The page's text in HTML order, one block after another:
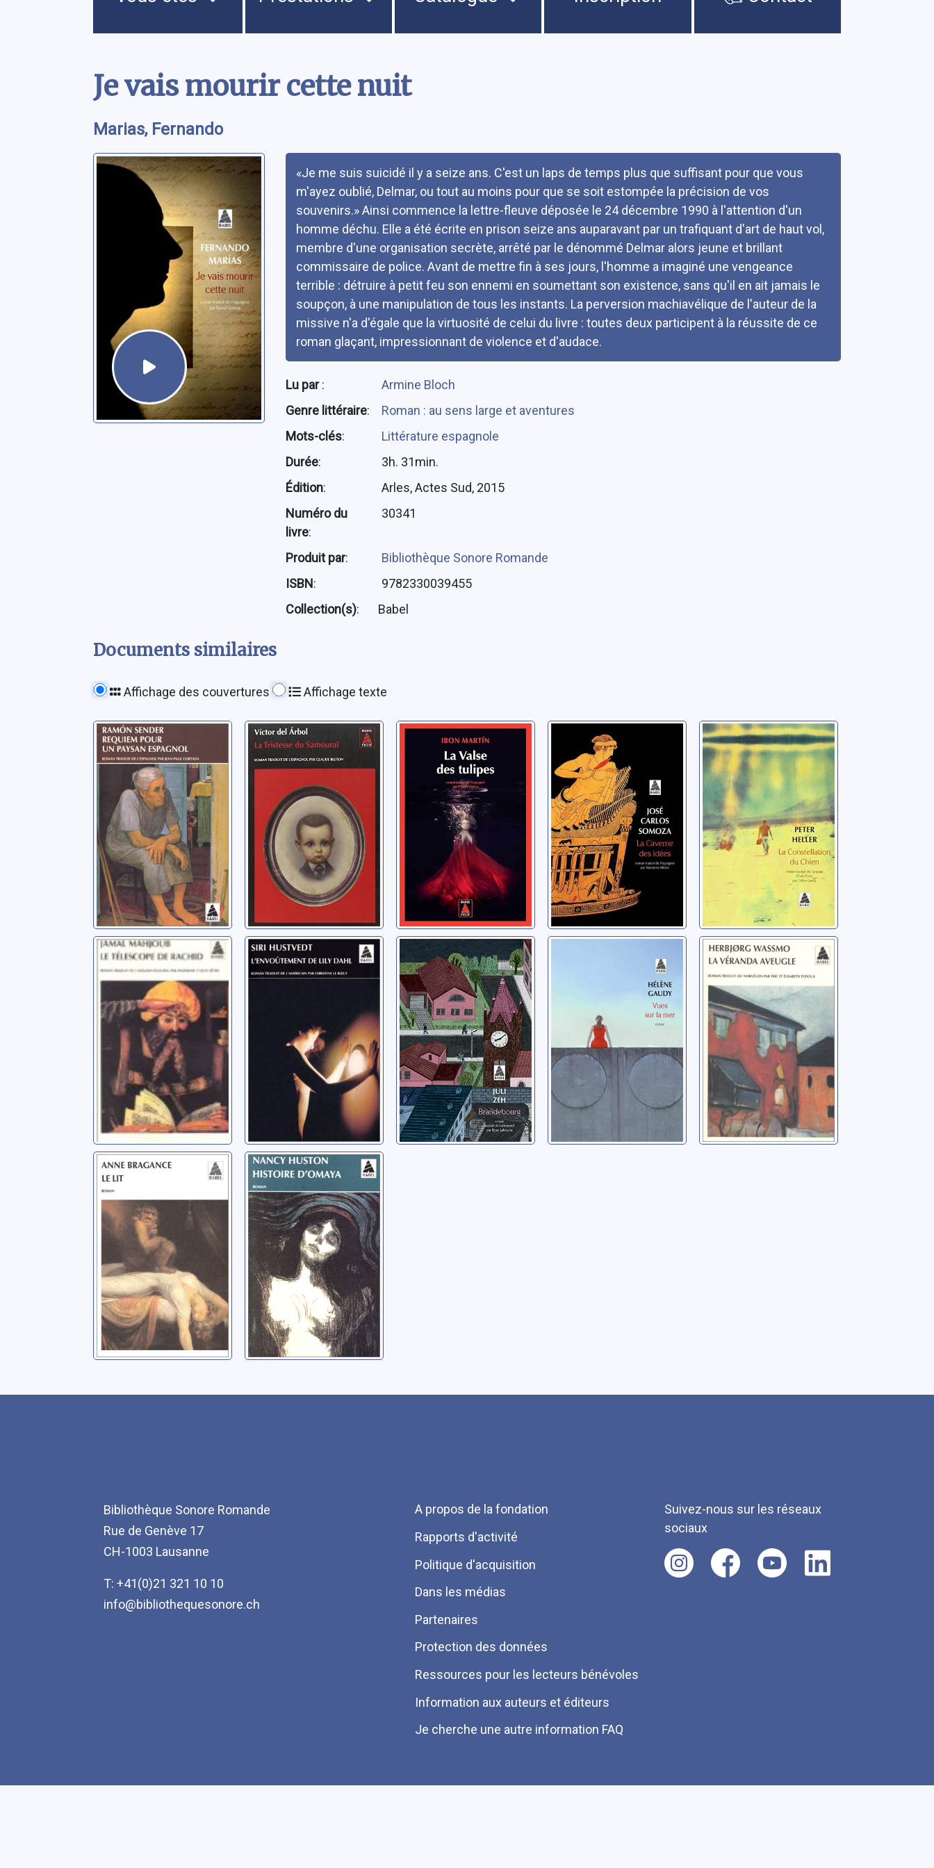
Je vais mourir cette nuit
Marias, Fernando
«Je me suis suicidé il y a seize ans. C'est un laps de temps plus que suffisant pour que vous
m'ayez oublié, Delmar, ou tout au moins pour que se soit estompée la précision de vos
souvenirs.» Ainsi commence la lettre-fleuve déposée le 24 décembre 1990 à l'attention d'un
homme déchu. Elle a été écrite en prison seize ans auparavant par un trafiquant d'art de haut vol,
membre d'une organisation secrète, arrêté par le dénommé Delmar alors jeune et brillant
commissaire de police. Avant de mettre fin à ses jours, l'homme a imaginé une vengeance
terrible : détruire à petit feu son ennemi en soumettant son existence, sans qu'il en ait jamais le
soupçon, à une manipulation de tous les instants. La perversion machiavélique de l'auteur de la
missive n'a d'égale que la virtuosité de celui du livre : toutes deux participent à la réussite de ce
roman glaçant, impressionnant de violence et d'audace.
Lu par:
Armine Bloch
Genre littéraire:
Roman : au sens large et aventures
Mots-clés:
Littérature espagnole
Durée:
3h. 31min.
Édition:
Arles, Actes Sud, 2015
Numéro du
livre:
30341
Produit par:
Bibliothèque Sonore Romande
ISBN:
9782330039455
Collection(s): Babel
Documents similaires
Affichage des couvertures Affichage texte
Requiem pour un
paysan
espagnol: roman
Sender, Ramón José
La tristesse du
samouraï
La valse des
tulipes
Martin Alvarez, Ibon
La caverne des
idées
Somoza, José Carlos
La constellation
du chien
Heller, Peter
Le télescope de
Rachid: roman
Mahjoub, Jamal
L'envoûtement
de Lily Dahl:
Brandebourg
Zeh, Juli
[Trilogie de Tora]:
[01]: La véranda
aveugle
Wassmo, Herbjorg
Le lit: roman
Bragance, Anne
Histoire
d'Omaya: roman
Huston, Nancy
Bibliothèque Sonore Romande
Rue de Genève 17
CH-1003 Lausanne
T: +41(0)21 321 10 10
info@bibliothequesonore.ch
Menu
Pied
de
page
A propos de la fondation
Rapports d'activité
Politique d'acquisition
Dans les médias
Partenaires
Protection des données
Ressources pour les lecteurs bénévoles
Information aux auteurs et éditeurs
Je cherche une autre information FAQ
Suivez-nous sur les réseaux
sociaux